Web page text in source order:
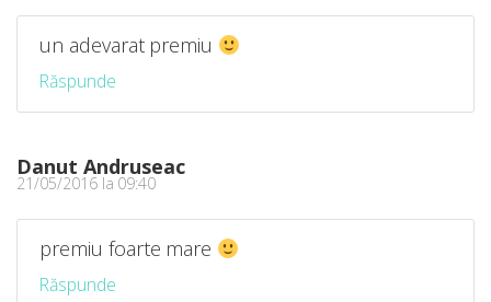
un adevarat premiu
Răspunde
Danut Andruseac
21/05/2016 la 09:40
premiu foarte mare
Răspunde